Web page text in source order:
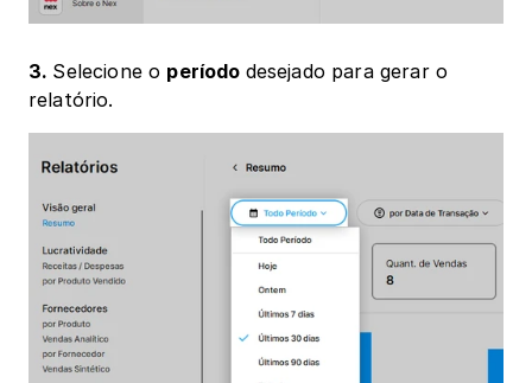
3. Selecione o período desejado para gerar o
relatório.